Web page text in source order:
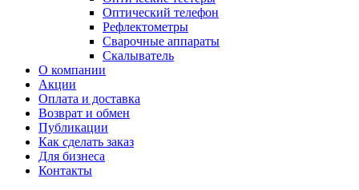
Оптический телефон
Рефлектометры
Сварочные аппараты
Скалыватель
О компании
Акции
Оплата и доставка
Возврат и обмен
Публикации
Как сделать заказ
Для бизнеса
Контакты